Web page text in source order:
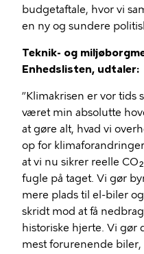
budgetaftale, hvor vi
en ny og sundere
Teknik- og
Enhedslisten, udtaler:
”Klimakrisen er vor tids
været min absolutte
at gøre alt, hvad vi
op for
at vi nu sikrer reelle
fugle på taget. Vi gør
mere plads til el-biler
skridt mod at få
historiske hjerte. Vi gør
mest forurenende